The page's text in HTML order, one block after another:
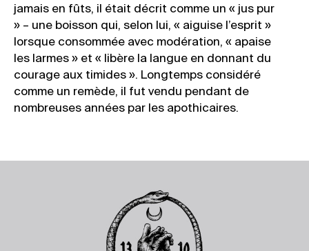
jamais en fûts, il était décrit comme un « jus pur
» – une boisson qui, selon lui, « aiguise l’esprit »
lorsque consommée avec modération, « apaise
les larmes » et « libère la langue en donnant du
courage aux timides ». Longtemps considéré
comme un remède, il fut vendu pendant de
nombreuses années par les apothicaires.
Instagram
Linkedin
Can we
help
talk
Sagasti
Kalea
n°1
20271
Irura
Gipuzkoa.
T (+34)
943
653
499
Aviso legal
Política de
privacidad
Mito 2010 –